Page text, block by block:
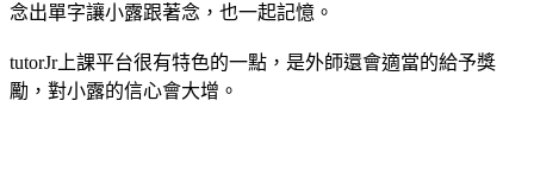
念出單字讓小露跟著念，也一起記憶。
tutorJr上課平台很有特色的一點，是外師還會適當的給予獎
勵，對小露的信心會大增。